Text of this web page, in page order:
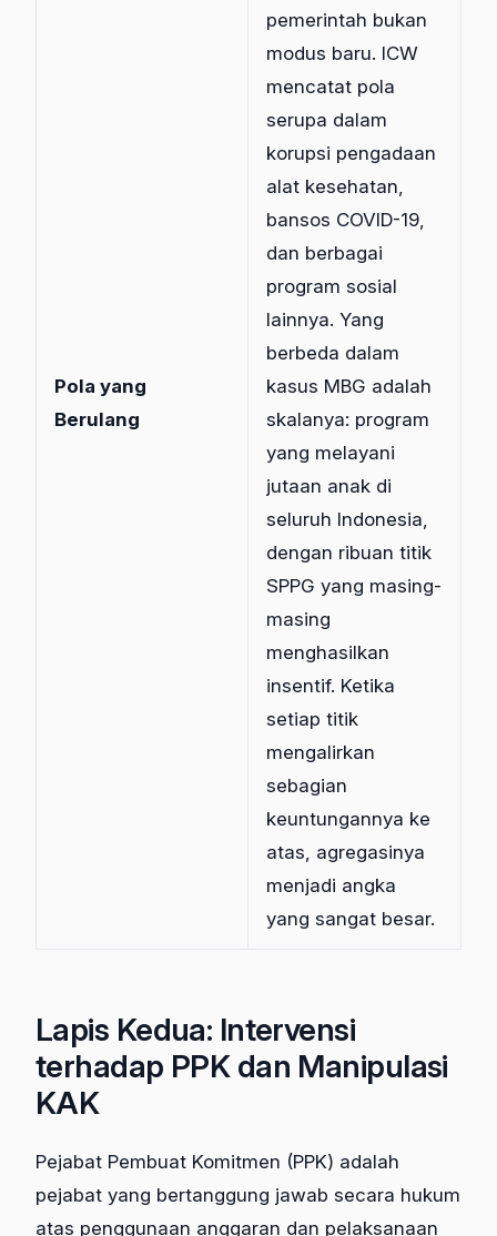
Pola yang
Berulang
pemerintah bukan
modus baru. ICW
mencatat pola
serupa dalam
korupsi pengadaan
alat kesehatan,
bansos COVID-19,
dan berbagai
program sosial
lainnya. Yang
berbeda dalam
kasus MBG adalah
skalanya: program
yang melayani
jutaan anak di
seluruh Indonesia,
dengan ribuan titik
SPPG yang masing-
masing
menghasilkan
insentif. Ketika
setiap titik
mengalirkan
sebagian
keuntungannya ke
atas, agregasinya
menjadi angka
yang sangat besar.
Lapis Kedua: Intervensi
terhadap PPK dan Manipulasi
KAK
Pejabat Pembuat Komitmen (PPK) adalah
pejabat yang bertanggung jawab secara hukum
atas penggunaan anggaran dan pelaksanaan